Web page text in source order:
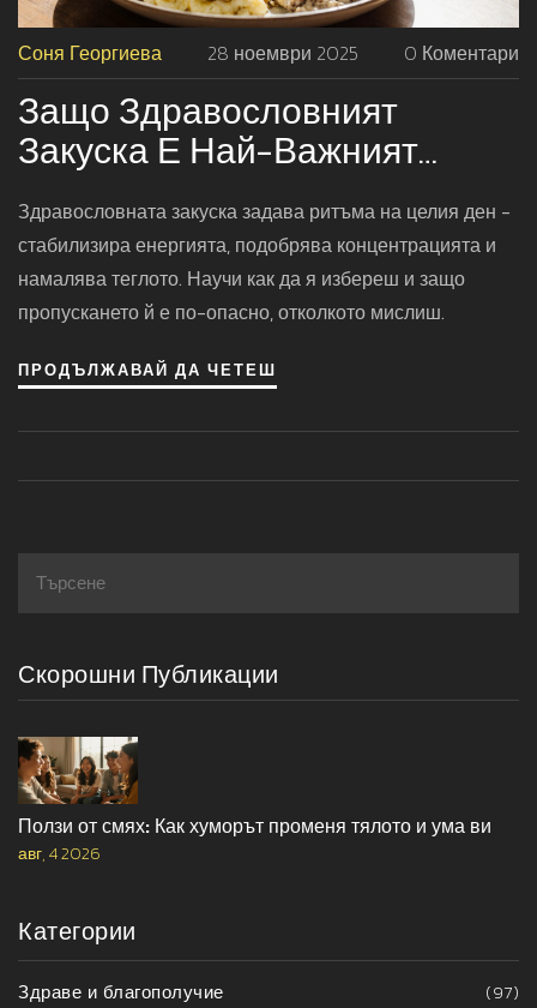
Соня Георгиева 28 ноември 2025 0 Коментари
Защо Здравословният
Закуска Е Най-Важният
Хранителен Прием На Деня
Здравословната закуска задава ритъма на целия ден -
стабилизира енергията, подобрява концентрацията и
намалява теглото. Научи как да я избереш и защо
пропускането й е по-опасно, отколкото мислиш.
ПРОДЪЛЖАВАЙ ДА ЧЕТЕШ
Скорошни Публикации
Ползи от смях: Как хуморът променя тялото и ума ви
авг, 4 2026
Категории
Здраве и благополучие
(97)